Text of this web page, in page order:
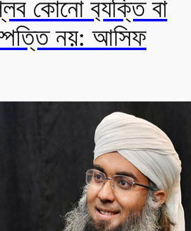
কোনো ব‍্যক্তি বা
নয়: আসিফ